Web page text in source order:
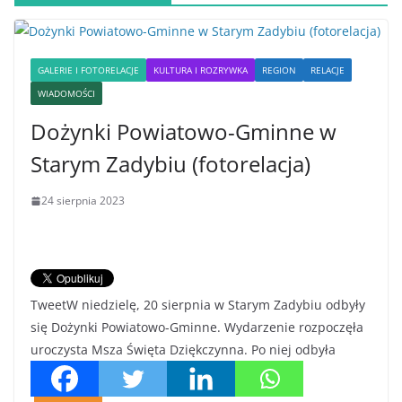
GALERIE I FOTORELACJE KULTURA I ROZRYWKA REGION
RELACJE
WIADOMOŚCI
Dożynki Powiatowo-Gminne w
Starym Zadybiu (fotorelacja)
24 sierpnia 2023
TweetW niedzielę, 20 sierpnia w Starym Zadybiu odbyły
się Dożynki Powiatowo-Gminne. Wydarzenie rozpoczęła
uroczysta Msza Święta Dziękczynna. Po niej odbyła